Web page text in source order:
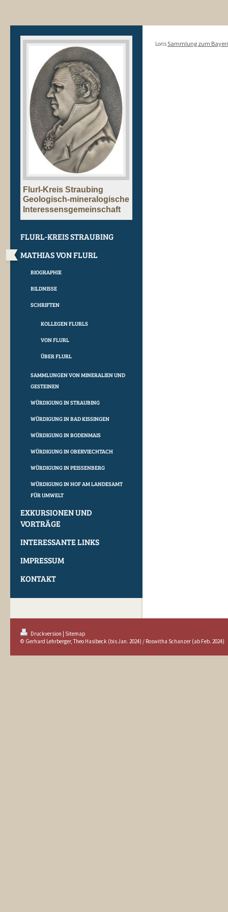
Flurl-Kreis Straubing
Geologisch-mineralogische
Interessensgemeinschaft
FLURL-KREIS STRAUBING
MATHIAS VON FLURL
BIOGRAPHIE
BILDNISSE
SCHRIFTEN
KOLLEGEN FLURLS
VON FLURL
ÜBER FLURL
SAMMLUNGEN VON MINERALIEN UND
GESTEINEN
WÜRDIGUNG IN STRAUBING
WÜRDIGUNG IN BAD KISSINGEN
WÜRDIGUNG IN BODENMAIS
WÜRDIGUNG IN OBERVIECHTACH
WÜRDIGUNG IN PEISSENBERG
WÜRDIGUNG IN HOF AM LANDESAMT
FÜR UMWELT
EXKURSIONEN UND
VORTRÄGE
INTERESSANTE LINKS
IMPRESSUM
KONTAKT
LorisSammlung zum
Druckversion
Sitemap
© Gerhard Lehrberger, Theo Haslbeck (bis Jan. 2024) / Roswitha Schanzer (ab Feb. 2024)